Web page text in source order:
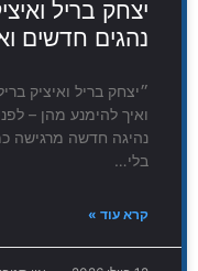
יצחק בריל
נהגים חדשים
״יצחק בריל ואיציק
ואיך להימנע מהן –
נהיגה חדשה מרגישה
בלי…
קרא עוד »